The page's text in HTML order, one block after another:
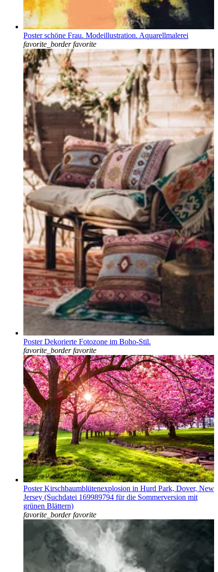
Poster schöne Frau. Modeillustration. Aquarellmalerei
favorite_border favorite
Poster Dekorierte Fotozone im Boho-Stil.
favorite_border favorite
Poster Kirschbaumblütenexplosion in Hurd Park, Dover, New
Jersey (Suchdatei 169989794 für die Sommerversion mit
grünen Blättern)
favorite_border favorite